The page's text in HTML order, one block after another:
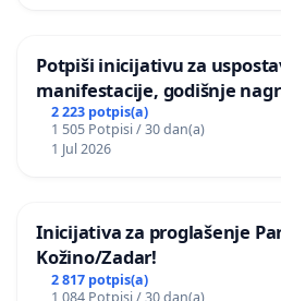
Potpiši inicijativu za
manifestacije, godišnje
javnog događaja „Edin
2 223 potpis(a)
1 505 Potpisi / 30 dan(a)
1 Jul 2026
Inicijativa za proglašenje
Kožino/Zadar!
2 817 potpis(a)